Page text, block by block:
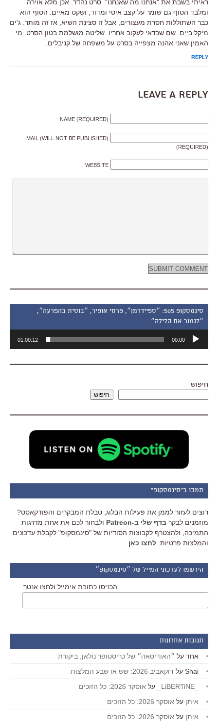
ראיתי בשבת את "אנחנו מה שאנחנו". סרט נהדר. אכן מלא אוירה
ומלבד הסוף גם שומר על קצב איטי ומדוד, ושקט מאיים. הסוף הוא
כבר השתוללות חסרת מעצורים, אבל זו סצינת השיא, אז זה מותר. ג'ים
מיקל ביים. שם שכדאי לעקוב אחריו. שליטה מושלמת בטון הסרט. מי
האמין שאני אהנה מצפייה בסרט על משפחה של קניבלים.
REPLY
Leave a Reply
NAME (REQUIRED)
MAIL (WILL NOT BE PUBLISHED)
(REQUIRED)
WEBSITE
סינמסקופ 505: ״ספיידרמן״, פרסי אופיר, ״בוסית בהפרעה״,
״לגמור את הלילה״
אודיו
00:00
01:00:12
חיפוש
חיפוש
תמכו ב"סינמסקופ"
רוצים לעזור לממן את פעילות הבלוג, טבלת המבקרים והפודקאסט?
מוזמנים לבקר בדף שלי ב-Patreon
ולבחור לכם את אחת מדרגות
התמיכה, ולהצטרף לקבוצות הסודיות של "סינמסקופ" לקבלת עדכונים
והמלצות פרטיות. לחצו כאן
הירשמו לעדכוני המייל של ״סינמסקופ״
הכניסו כתובת אימייל ולחצו אנטר
תגובות אחרונות
אחד על ״האודיסאה״ של כריסטופר נולאן, ביקורת
Shai על דוקאביב 2026: שש או שבע המלצות
על אוסקר 2026: כל הזוכים
איתן על אוסקר 2026: כל הזוכים
איתן על אוסקר 2026: כל הזוכים